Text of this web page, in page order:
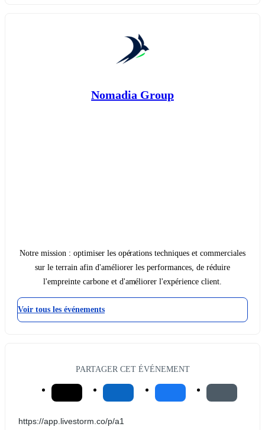
Nomadia Group
Notre mission : optimiser les opérations techniques et commerciales
sur le terrain afin d'améliorer les performances, de réduire
l'empreinte carbone et d'améliorer l'expérience client.
Voir tous les événements
PARTAGER CET ÉVÉNEMENT